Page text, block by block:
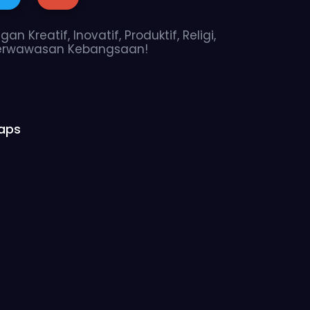
Kreatif, Inovatif, Produktif, Religi,
Kebangsaan!